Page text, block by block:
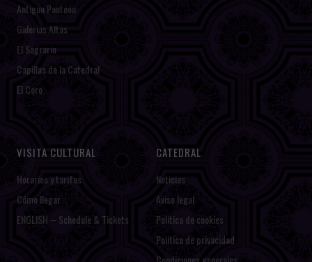
Antiguo Panteón
Galerías Altas
El Sagrario
Capillas de la Catedral
El Coro
VISITA CULTURAL
Horarios y tarifas
Cómo llegar
ENGLISH – Schedule & Tickets
CATEDRAL
Noticias
Aviso legal
Política de cookies
Política de privacidad